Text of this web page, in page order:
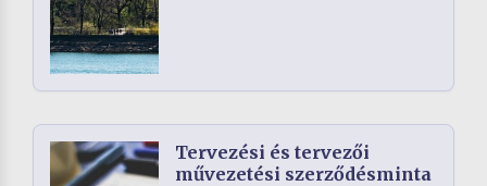
Tervezési és tervezői
művezetési szerződésminta